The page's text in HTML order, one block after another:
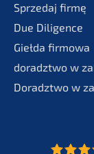
Sprze­daj firmę
Due Diligence
Giełda firmo­wa
doradzt­wo w
Doradzt­wo w